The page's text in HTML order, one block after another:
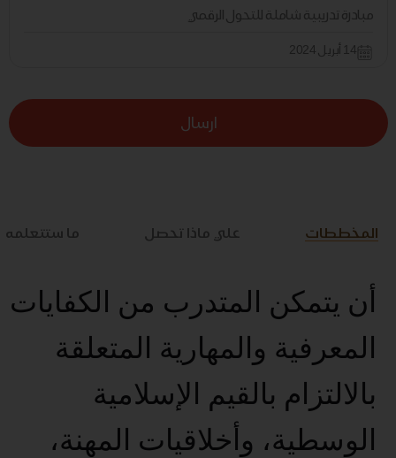
مبادرة تدريبية شاملة للتحول الرقمي
14 أبريل 2024
ارسال
المخططات علي ماذا تحصل ما ستتعلمه
أن يتمكن المتدرب من الكفايات
المعرفية والمهارية المتعلقة
بالالتزام بالقيم الإسلامية
الوسطية، وأخلاقيات المهنة،